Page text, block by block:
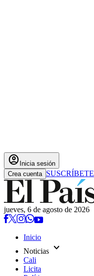
account_circle Inicia sesión
Crea cuenta SUSCRÍBETE
jueves, 6 de agosto de 2026
Inicio
Noticias expand_more
Cali
Licita